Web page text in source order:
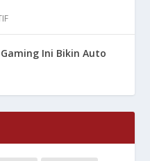
Ini Bikin Auto